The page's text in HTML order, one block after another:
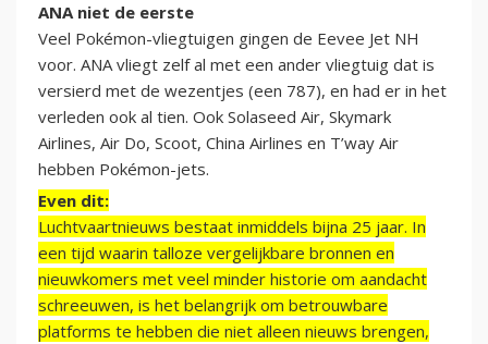
ANA niet de eerste
Veel Pokémon-vliegtuigen gingen de Eevee Jet NH
voor. ANA vliegt zelf al met een ander vliegtuig dat is
versierd met de wezentjes (een 787), en had er in het
verleden ook al tien. Ook Solaseed Air, Skymark
Airlines, Air Do, Scoot, China Airlines en T’way Air
hebben Pokémon-jets.
Even dit:
Luchtvaartnieuws bestaat inmiddels bijna 25 jaar. In
een tijd waarin talloze vergelijkbare bronnen en
nieuwkomers met veel minder historie om aandacht
schreeuwen, is het belangrijk om betrouwbare
platforms te hebben die niet alleen nieuws brengen,